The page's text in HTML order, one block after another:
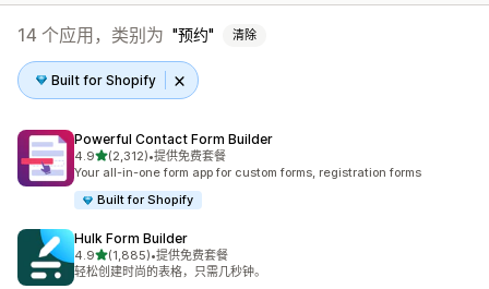
14 个应用，类别为 预约 清除
Built for Shopify
Powerful Contact Form Builder
4.9星（满分 5 星）
(2,312)
总共 2312 条评论
•提供免费套餐
Your all-in-one form app for custom forms, registration forms
Built for Shopify
Hulk Form Builder
4.9星（满分 5 星）
(1,885)
总共 1885 条评论
•提供免费套餐
轻松创建时尚的表格，只需几秒钟。